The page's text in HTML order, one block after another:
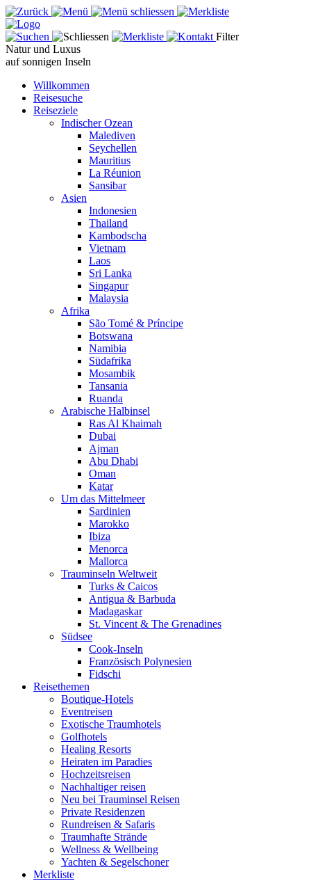
Filter
Natur und Luxus
auf sonnigen Inseln
Willkommen
Reisesuche
Reiseziele
Indischer Ozean
Malediven
Seychellen
Mauritius
La Réunion
Sansibar
Asien
Indonesien
Thailand
Kambodscha
Vietnam
Laos
Sri Lanka
Singapur
Malaysia
Afrika
São Tomé & Príncipe
Botswana
Namibia
Südafrika
Mosambik
Tansania
Ruanda
Arabische Halbinsel
Ras Al Khaimah
Dubai
Ajman
Abu Dhabi
Oman
Katar
Um das Mittelmeer
Sardinien
Marokko
Ibiza
Menorca
Mallorca
Trauminseln Weltweit
Turks & Caicos
Antigua & Barbuda
Madagaskar
St. Vincent & The Grenadines
Südsee
Cook-Inseln
Französisch Polynesien
Fidschi
Reisethemen
Boutique-Hotels
Eventreisen
Exotische Traumhotels
Golfhotels
Healing Resorts
Heiraten im Paradies
Hochzeitsreisen
Nachhaltiger reisen
Neu bei Trauminsel Reisen
Private Residenzen
Rundreisen & Safaris
Traumhafte Strände
Wellness & Wellbeing
Yachten & Segelschoner
Merkliste